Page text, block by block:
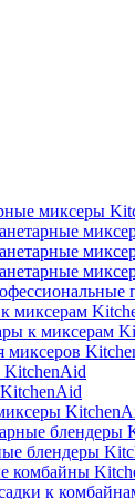
миксеры
миксерам
к миксерам
миксеров
блендеры
блендеры
комбайны
к